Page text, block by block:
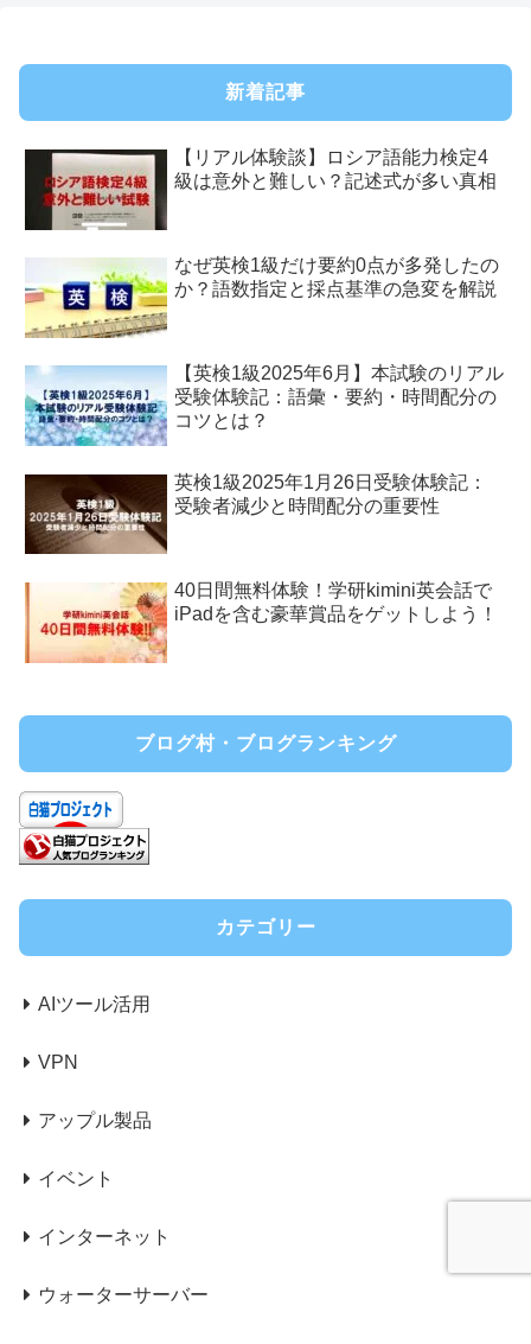
新着記事
【リアル体験談】ロシア語能力検定4
級は意外と難しい？記述式が多い真相
なぜ英検1級だけ要約0点が多発したの
か？語数指定と採点基準の急変を解説
【英検1級2025年6月】本試験のリアル
受験体験記：語彙・要約・時間配分の
コツとは？
英検1級2025年1月26日受験体験記：
受験者減少と時間配分の重要性
40日間無料体験！学研kimini英会話で
iPadを含む豪華賞品をゲットしよう！
ブログ村・ブログランキング
カテゴリー
AIツール活用
VPN
アップル製品
イベント
インターネット
ウォーターサーバー